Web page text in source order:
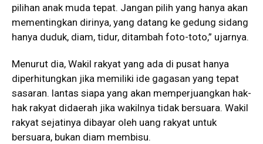
pilihan anak muda tepat. Jangan pilih yang hanya akan
mementingkan dirinya, yang datang ke gedung sidang
hanya duduk, diam, tidur, ditambah foto-toto,” ujarnya.
Menurut dia, Wakil rakyat yang ada di pusat hanya
diperhitungkan jika memiliki ide gagasan yang tepat
sasaran. lantas siapa yang akan memperjuangkan hak-
hak rakyat didaerah jika wakilnya tidak bersuara. Wakil
rakyat sejatinya dibayar oleh uang rakyat untuk
bersuara, bukan diam membisu.